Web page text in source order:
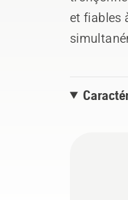
et fiables
seul